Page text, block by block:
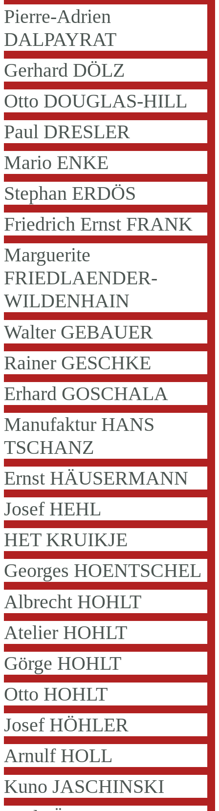
Pierre-Adrien
DALPAYRAT
Gerhard DÖLZ
Otto DOUGLAS-HILL
Paul DRESLER
Mario ENKE
Stephan ERDÖS
Friedrich Ernst FRANK
Marguerite
FRIEDLAENDER-
WILDENHAIN
Walter GEBAUER
Rainer GESCHKE
Erhard GOSCHALA
Manufaktur HANS
TSCHANZ
Ernst HÄUSERMANN
Josef HEHL
HET KRUIKJE
Georges HOENTSCHEL
Albrecht HOHLT
Atelier HOHLT
Görge HOHLT
Otto HOHLT
Josef HÖHLER
Arnulf HOLL
Kuno JASCHINSKI